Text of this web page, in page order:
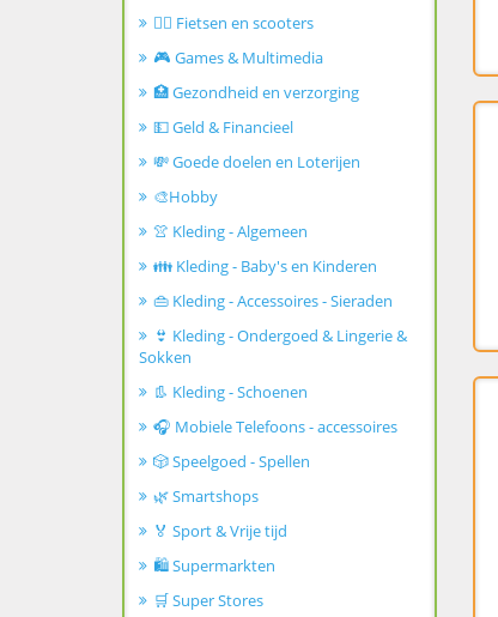
🚴‍♂️ Fietsen en scooters
🎮 Games & Multimedia
🏥 Gezondheid en verzorging
💵 Geld & Financieel
💸 Goede doelen en Loterijen
🎨Hobby
👚 Kleding - Algemeen
👪 Kleding - Baby's en Kinderen
👜 Kleding - Accessoires - Sieraden
👙 Kleding - Ondergoed & Lingerie &
Sokken
👢 Kleding - Schoenen
🎧 Mobiele Telefoons - accessoires
🎲 Speelgoed - Spellen
🌿 Smartshops
🏅 Sport & Vrije tijd
🛍️ Supermarkten
🛒 Super Stores